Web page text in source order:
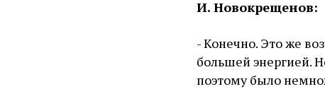
И. Новокрещенов:
- Конечно. Это же
большей энергией.
поэтому было